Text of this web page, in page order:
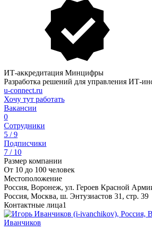
ИТ-аккредитация Минцифры
Разработка решений для управления ИТ-
u-connect.ru
Хочу тут работать
Вакансии
0
Сотрудники
5 / 9
Подписчики
7 / 10
Размер компании
От 10 до 100 человек
Местоположение
Россия, Воронеж, ул. Героев Красной
Россия, Москва, ш. Энтузиастов 31, стр. 39
Контактные лица1
Иванчиков